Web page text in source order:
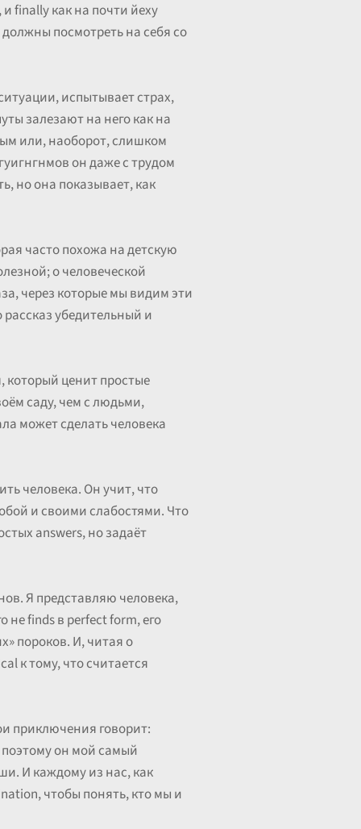
finally как на почти йеху
посмотреть на себя со
испытывает страх,
залезают на него как на
или, наоборот, слишком
он даже с трудом
но она показывает, как
часто похожа на детскую
о человеческой
через которые мы видим эти
убедительный и
который ценит простые
саду, чем с людьми,
может сделать человека
человека. Он учит, что
и своими слабостями. Что
answers, но задаёт
Я представляю человека,
не finds в perfect form, его
пороков. И, читая о
к тому, что считается
приключения говорит:
он мой самый
И каждому из нас, как
чтобы понять, кто мы и